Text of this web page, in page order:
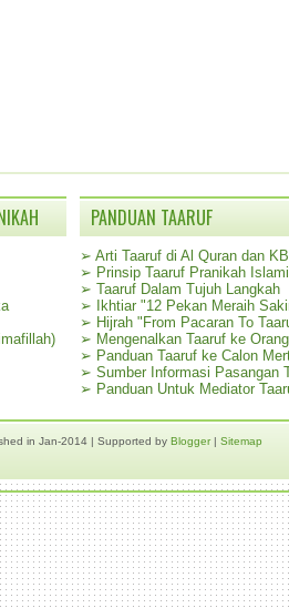
PANDUAN TAARUF
➢ Arti Taaruf di Al Quran dan
➢ Prinsip Taaruf Pranikah Islami
➢ Taaruf Dalam Tujuh Langkah
➢
Ikhtiar "12 Pekan Meraih
➢ Hijrah "From Pacaran To
➢ Mengenalkan Taaruf ke
➢ Panduan Taaruf ke Calon
➢ Sumber Informasi Pasangan
➢ Panduan Untuk Mediator
in Jan-2014 | Supported by Blogger| Sitemap